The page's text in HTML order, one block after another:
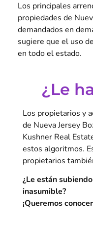
Los principales
propiedades de
demandados en
sugiere que el uso
en todo el estado.
¿Le
Los propietarios y
de Nueva Jersey
Kushner Real
estos algoritmos.
propietarios
¿Le están
inasumible?
¡Queremos